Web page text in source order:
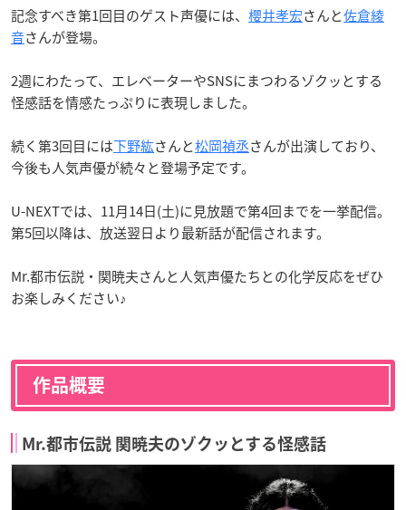
記念すべき第1回目のゲスト声優には、 櫻井孝宏さんと佐倉綾
音さんが登場。
2週にわたって、エレベーターやSNSにまつわるゾクッとする
怪感話を情感たっぷりに表現しました。
続く第3回目には下野紘さんと松岡禎丞さんが出演しており、
今後も人気声優が続々と登場予定です。
U-NEXTでは、11月14日(土)に見放題で第4回までを一挙配信。
第5回以降は、放送翌日より最新話が配信されます。
Mr.都市伝説・関暁夫さんと人気声優たちとの化学反応をぜひ
お楽しみください♪
作品概要
Mr.都市伝説 関暁夫のゾクッとする怪感話